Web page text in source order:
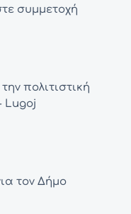
συμμετοχή
πολιτιστική
Lugoj
τον Δήμο